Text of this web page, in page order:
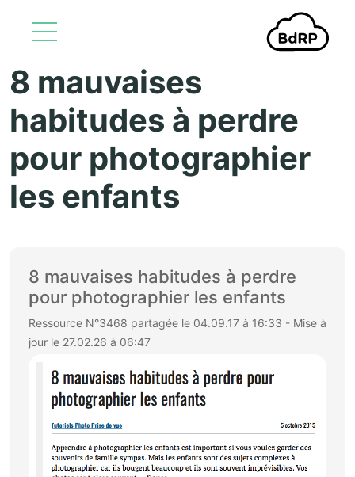
Aller au contenu principal
8 mauvaises
habitudes à perdre
pour photographier
les enfants
8 mauvaises habitudes à perdre
pour photographier les enfants
Ressource N°3468 partagée le 04.09.17 à 16:33 - Mise à
jour le 27.02.26 à 06:47